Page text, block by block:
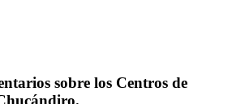
sobre los Centros de